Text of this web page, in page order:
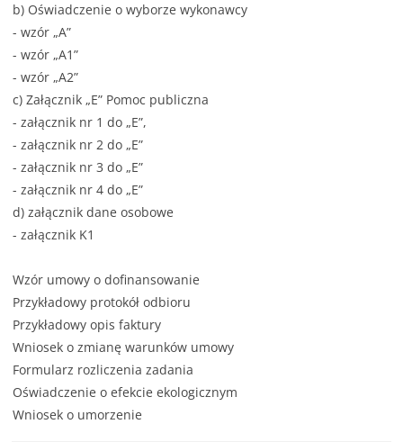
b) Oświadczenie o wyborze wykonawcy
- wzór „A”
- wzór „A1”
- wzór „A2”
c) Załącznik „E” Pomoc publiczna
- załącznik nr 1 do „E”,
- załącznik nr 2 do „E”
- załącznik nr 3 do „E”
- załącznik nr 4 do „E”
d) załącznik dane osobowe
- załącznik K1
Wzór umowy o dofinansowanie
Przykładowy protokół odbioru
Przykładowy opis faktury
Wniosek o zmianę warunków umowy
Formularz rozliczenia zadania
Oświadczenie o efekcie ekologicznym
Wniosek o umorzenie